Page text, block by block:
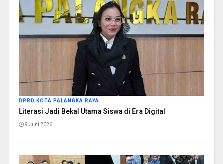
DPRD KOTA PALANGKA RAYA
Literasi Jadi Bekal Utama Siswa di Era Digital
9 Juni 2026